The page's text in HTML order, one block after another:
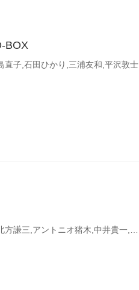
BOX
直子,石田ひかり,三浦友和,平沢敦士